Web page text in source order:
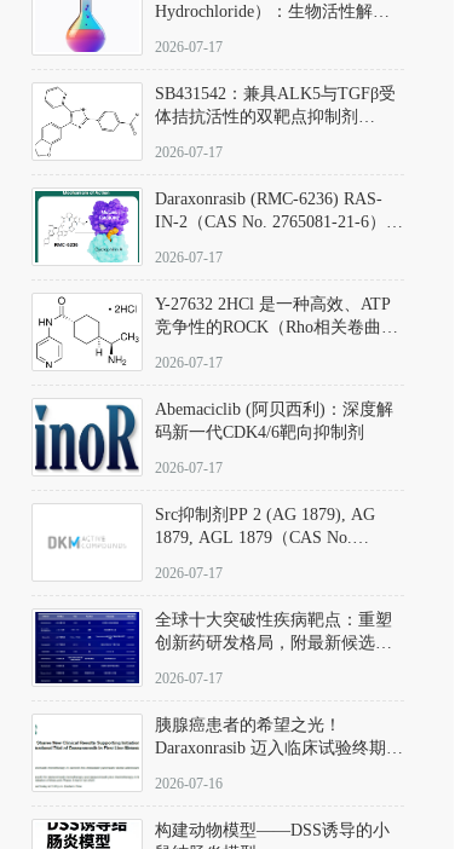
Hydrochloride）：生物活性解
范
2026-07-17
SB431542：兼具ALK5与TGFβ受
体拮抗活性的双靶点抑制剂
D801067）
2026-07-17
Daraxonrasib (RMC-6236) RAS-
IN-2（CAS No. 2765081-21-6）：
向KRAS/NRAS/HRAS的广谱RAS
2026-07-17
Y-27632 2HCl 是一种高效、ATP
竞争性的ROCK（Rho相关卷曲螺
同等抑制ROCK1与ROCK2；其通
过精准嵌入激酶的ATP结合位点
发挥抑制作用，对ROCK1和
ROCK2的解离常数（Ki）分别为
140 nM和300 nM；在众多丝氨酸/
中，其靶向ROCK的选择性超过
200倍，凸显出优异的分子特异
2026-07-17
Abemaciclib (阿贝西利)：深度解
码新一代CDK4/6靶向抑制剂
2026-07-17
Src抑制剂PP 2 (AG 1879), AG
1879, AGL 1879（CAS No.
应用指南
2026-07-17
全球十大突破性疾病靶点：重塑
创新药研发格局，附最新候选分
2026-07-17
胰腺癌患者的希望之光！
Daraxonrasib 迈入临床试验终期阶
2026-07-16
构建动物模型——DSS诱导的小